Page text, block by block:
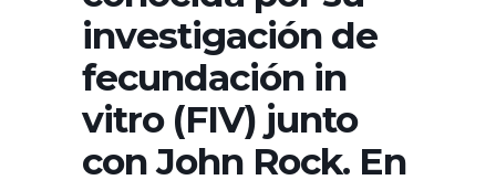
investigación de
fecundación in
vitro (FIV) junto
con John Rock. En